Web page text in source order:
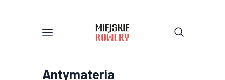
Antymateria